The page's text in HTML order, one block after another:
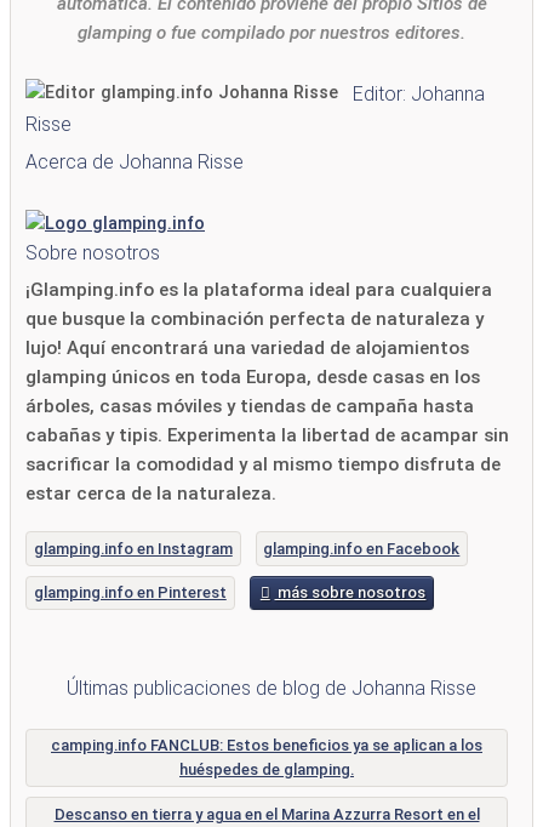
glamping o fue compilado por nuestros editores.
Editor: Johanna
Risse
Acerca de Johanna Risse
Sobre nosotros
¡Glamping.info es la plataforma ideal para cualquiera
que busque la combinación perfecta de naturaleza y
lujo! Aquí encontrará una variedad de alojamientos
glamping únicos en toda Europa, desde casas en los
árboles, casas móviles y tiendas de campaña hasta
cabañas y tipis. Experimenta la libertad de acampar sin
sacrificar la comodidad y al mismo tiempo disfruta de
estar cerca de la naturaleza.
glamping.info en Instagram glamping.info en Facebook
glamping.info en Pinterest más sobre nosotros
Últimas publicaciones de blog de Johanna Risse
camping.info FANCLUB: Estos beneficios ya se aplican a los
huéspedes de glamping.
Descanso en tierra y agua en el Marina Azzurra Resort en el